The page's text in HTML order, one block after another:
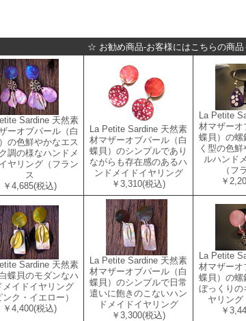
☆ お勧め商品-お客様にはこちらの商
Sardine 天然素
ーオブパール（白
の色鮮やかなエス
調の様なハンドメ
ヤリング（フラン
ス
￥4,685(税込)
La Petite Sardine 天然素
材マザーオブパール（白
蝶貝）のシンプルであり
ながらも存在感のあるハ
ンドメイドイヤリング
￥3,310(税込)
La Petite
材マザーオ
蝶貝）の螺
く型の色
ルハンド
（フ
￥
Sardine 天然素
蝶貝のモダンなハ
メイドイヤリング
ンク・イエロー）
￥4,400(税込)
La Petite Sardine 天然素
材マザーオブパール（白
蝶貝）のシンプルで日常
遣いに飽きのこないハン
ドメイドイヤリング
￥3,300(税込)
La Petite
材マザーオ
蝶貝）の螺
ぼっくりの
ヤリング
￥